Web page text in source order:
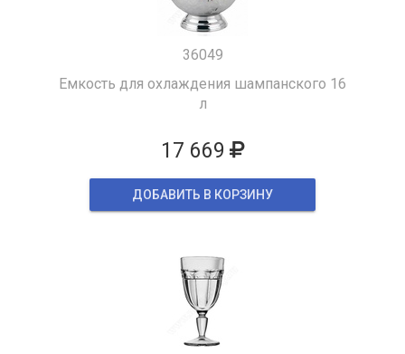
36049
Емкость для охлаждения шампанского 16
л
17 669
ДОБАВИТЬ В КОРЗИНУ